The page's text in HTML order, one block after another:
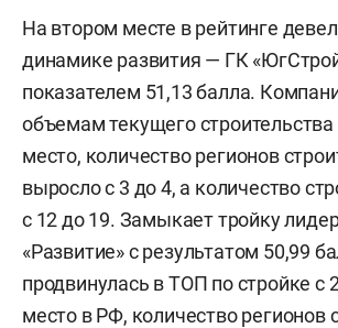
На втором месте в рейтинге
динамике развития — ГК
показателем 51,13 балла.
объемам текущего строительства
место, количество регионов
выросло с 3 до 4, а количество
с 12 до 19. Замыкает тройку
«Развитие» с результатом 50,99
продвинулась в ТОП по стройке с
место в РФ, количество регионов